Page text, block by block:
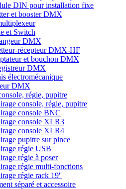
DIN pour installation fixe
et booster DMX
et Switch
DMX
récepteur DMX-HF
et bouchon DMX
DMX
électromécanique
DMX
régie, pupitre
console, régie, pupitre
console BNC
console XLR3
console XLR4
pupitre sur pince
régie USB
régie à poser
régie multi-fonctions
régie rack 19''
séparé et accessoire